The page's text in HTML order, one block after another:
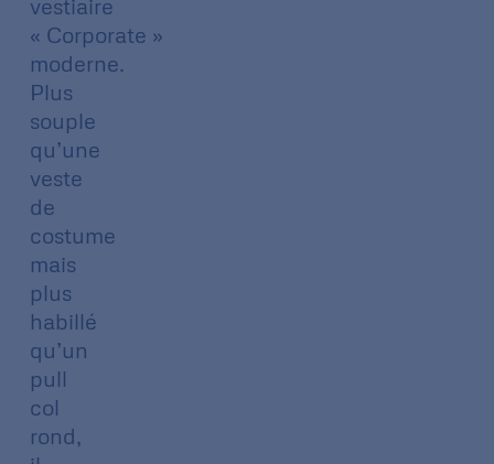
vestiaire
« Corporate »
moderne.
Plus
souple
qu’une
veste
de
costume
mais
plus
habillé
qu’un
pull
col
rond,